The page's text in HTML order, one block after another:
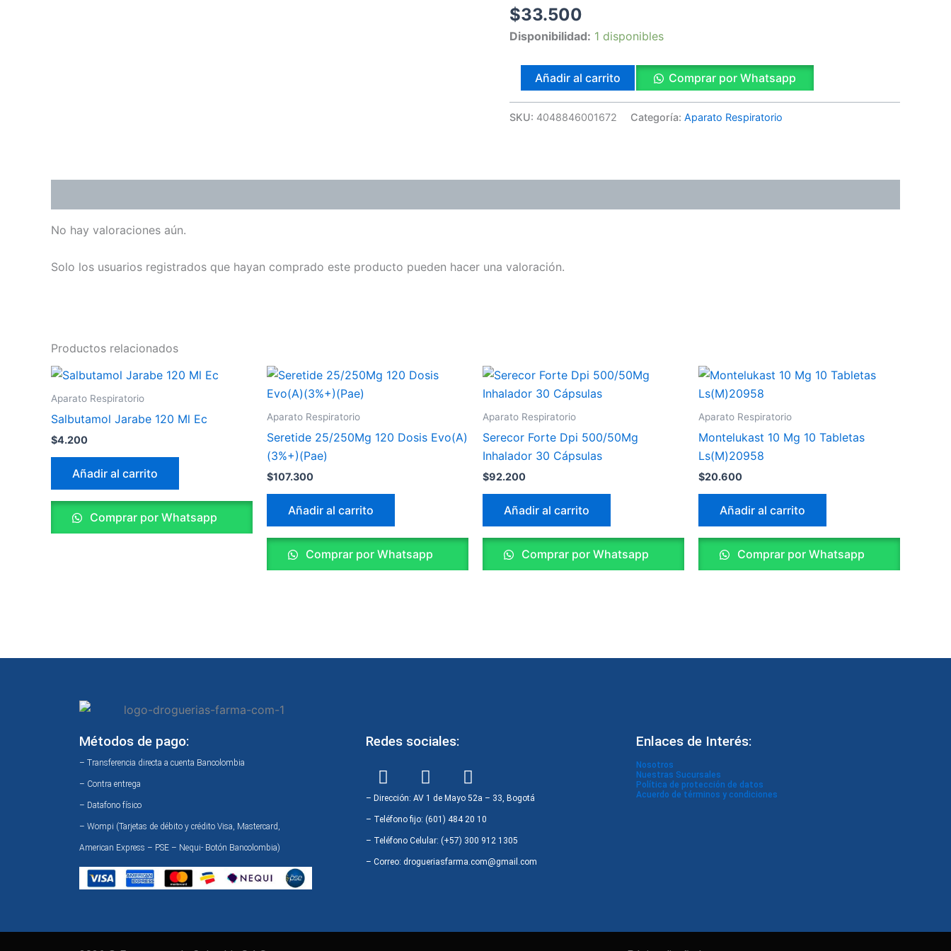
$33.500
Disponibilidad: 1 disponibles
Ml
(3%+)
cantidadAñadir al carrito Comprar por Whatsapp
SKU: 4048846001672 Categoría: Aparato Respiratorio
No hay valoraciones aún.
Solo los usuarios registrados que hayan comprado este producto pueden hacer una valoración.
Productos relacionados
Aparato Respiratorio
Salbutamol Jarabe 120 Ml Ec
$4.200
Añadir al carrito
Comprar por Whatsapp
Aparato Respiratorio
Seretide 25/250Mg 120 Dosis Evo(A)
(3%+)(Pae)
$107.300
Añadir al carrito
Comprar por Whatsapp
Aparato Respiratorio
Serecor Forte Dpi 500/50Mg
Inhalador 30 Cápsulas
$92.200
Añadir al carrito
Comprar por Whatsapp
Aparato Respiratorio
Montelukast 10 Mg 10 Tabletas
Ls(M)20958
$20.600
Añadir al carrito
Comprar por Whatsapp
Métodos de pago:
– Transferencia directa a cuenta Bancolombia
– Contra entrega
– Datafono físico
– Wompi (Tarjetas de débito y crédito Visa, Mastercard,
American Express – PSE – Nequi- Botón Bancolombia)
Redes sociales:
F
a
c
e
b
o
I
n
s
t
a
g
W
h
a
t
s
a
– Dirección: AV 1 de Mayo 52a – 33, Bogotá
– Teléfono fijo: (601) 484 20 10
– Teléfono Celular: (+57) 300 912 1305
– Correo: drogueriasfarma.com@gmail.com
Enlaces de Interés:
Nosotros
Nuestras Sucursales
Política de protección de datos
Acuerdo de términos y condiciones